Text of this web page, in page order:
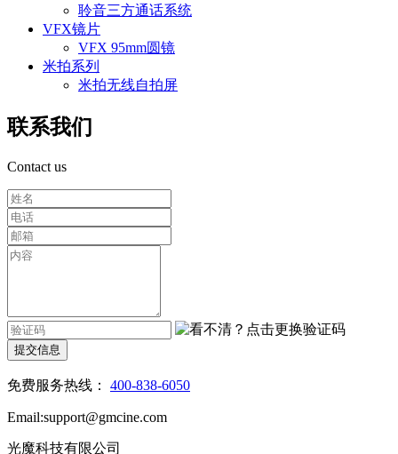
聆音三方通话系统
VFX镜片
VFX 95mm圆镜
米拍系列
米拍无线自拍屏
联系我们
Contact us
提交信息
免费服务热线： 400-838-6050
Email:support@gmcine.com
光魔科技有限公司